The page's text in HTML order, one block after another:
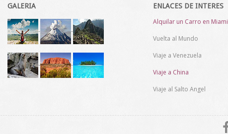
GALERIA
- -
- -
ENLACES DE INTERES
Alquilar un Carro en Miami
Vuelta al Mundo
Viaje a Venezuela
Viaje a China
Viaje al Salto Angel